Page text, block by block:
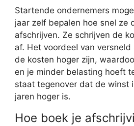
Startende ondernemers
jaar zelf bepalen hoe snel ze
afschrijven. Ze schrijven de
af. Het voordeel van
de kosten hoger zijn,
en je minder belasting hoeft
staat tegenover dat de winst
jaren hoger is.
Hoe boek je